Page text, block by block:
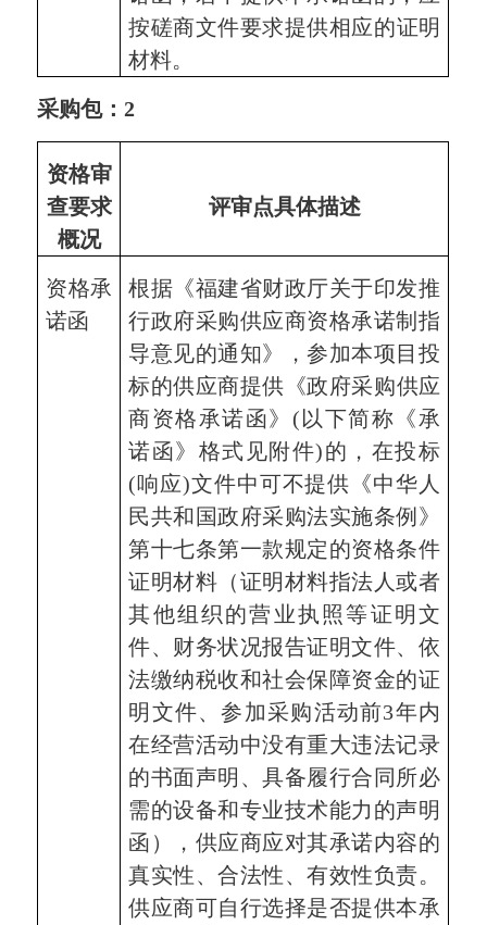
按磋商文件要求提供相应的证明
材料。
采购包：2
资格审
查要求
概况
评审点具体描述
资格承
诺函
根据《福建省财政厅关于印发推
行政府采购供应商资格承诺制指
导意见的通知》，参加本项目投
标的供应商提供《政府采购供应
商资格承诺函》(以下简称《承
诺函》格式见附件)的，在投标
(响应)文件中可不提供《中华人
民共和国政府采购法实施条例》
第十七条第一款规定的资格条件
证明材料（证明材料指法人或者
其他组织的营业执照等证明文
件、财务状况报告证明文件、依
法缴纳税收和社会保障资金的证
明文件、参加采购活动前3年内
在经营活动中没有重大违法记录
的书面声明、具备履行合同所必
需的设备和专业技术能力的声明
函）， 供应商应对其承诺内容的
真实性、合法性、有效性负责。
供应商可自行选择是否提供本承